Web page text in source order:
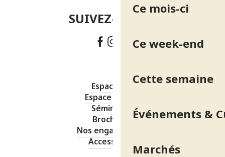
Ce mois-ci
Ce week-end
Cette semaine
Événements &
Marchés
SUIVEZ-NOUS !
Espace pro
Espace presse
Séminaires
Brochures
Nos engagements
Accessibilité